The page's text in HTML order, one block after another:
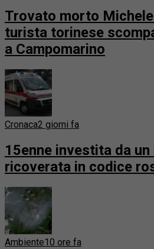
Trovato morto
turista torinese
a Campomarino
Cronaca2 giorni fa
15enne investita da un
ricoverata in codice
Ambiente10 ore fa